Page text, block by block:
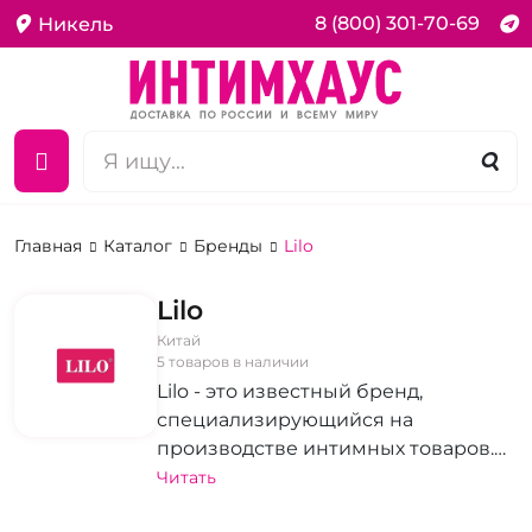
Никель 8 (800) 301-70-69
Главная Каталог Бренды Lilo
Lilo
Китай
5 товаров в наличии
Lilo - это известный бренд,
специализирующийся на
производстве интимных товаров.
Продукция этой компании
Читать